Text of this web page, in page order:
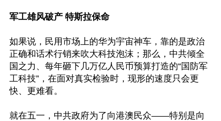
军工雄风破产 特斯拉保命
如果说，民用市场上的华为宇宙神车，靠的是政治
正确和话术行销来吹大科技泡沫；那么，中共倾全
国之力、每年砸下几万亿人民币预算打造的“国防军
工科技”，在面对真实检验时，现形的速度只会更
快、更难看。
就在五一，中共政府为了向港澳民众——特别是向